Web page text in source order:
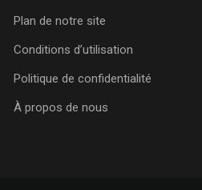
Plan de notre site
Conditions d’utilisation
Politique de confidentialité
À propos de nous